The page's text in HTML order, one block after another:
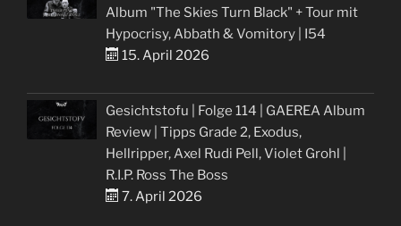
Album "The Skies Turn Black" + Tour mit
Hypocrisy, Abbath & Vomitory | I54
15. April 2026
Gesichtstofu | Folge 114 | GAEREA Album
Review | Tipps Grade 2, Exodus,
Hellripper, Axel Rudi Pell, Violet Grohl |
R.I.P. Ross The Boss
7. April 2026